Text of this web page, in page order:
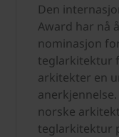
Den
Award har nå
nominasjon
teglarkitektur
arkitekter en
norske
teglarkitektur